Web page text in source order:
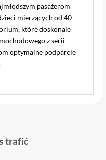
pasażerom
mierzących od 40
które doskonale
z serii
optymalne podparcie
trafić